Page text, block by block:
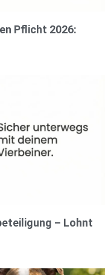
Pflicht 2026:
– Lohnt